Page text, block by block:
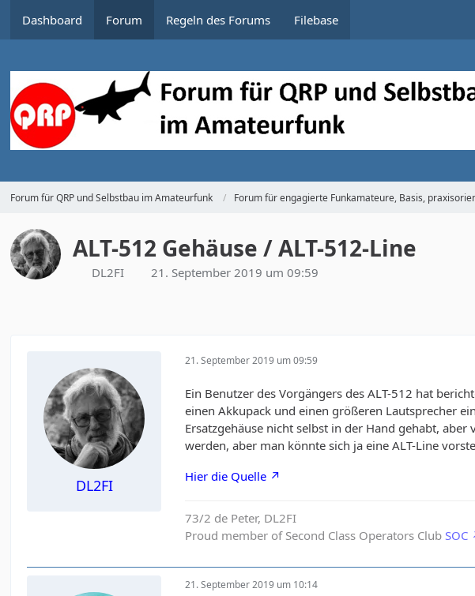
Dashboard Forum Regeln des Forums Filebase
Forum für QRP und Selbstbau im Amateurfunk Forum für engagierte Funkamateure, Basis,
ALT-512 Gehäuse / ALT-512-Line
DL2FI 21. September 2019 um 09:59
DL2FI
21. September 2019 um 09:59
Ein Benutzer des Vorgängers des ALT-512 hat
einen Akkupack und einen größeren Lautsprecher
Ersatzgehäuse nicht selbst in der Hand gehabt,
werden, aber man könnte sich ja eine ALT-Line
Hier die Quelle
73/2 de Peter, DL2FI
Proud member of Second Class Operators Club SOC
21. September 2019 um 10:14